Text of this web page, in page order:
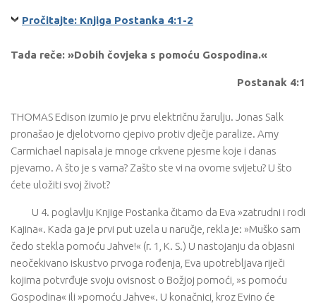
Pročitajte: Knjiga Postanka 4:1-2
Tada reče: »Dobih čovjeka s pomoću Gospodina.«
Postanak 4:1
THOMAS Edison izumio je prvu električnu žarulju. Jonas Salk
pronašao je djelotvorno cjepivo protiv dječje paralize. Amy
Carmichael napisala je mnoge crkvene pjesme koje i danas
pjevamo. A što je s vama? Zašto ste vi na ovome svijetu? U što
ćete uložiti svoj život?
U 4. poglavlju Knjige Postanka čitamo da Eva »zatrudni i rodi
Kajina«. Kada ga je prvi put uzela u naručje, rekla je: »Muško sam
čedo stekla pomoću Jahve!« (r. 1, K. S.) U nastojanju da objasni
neočekivano iskustvo prvoga rođenja, Eva upotrebljava riječi
kojima potvrđuje svoju ovisnost o Božjoj pomoći, »s pomoću
Gospodina« ili »pomoću Jahve«. U konačnici, kroz Evino će